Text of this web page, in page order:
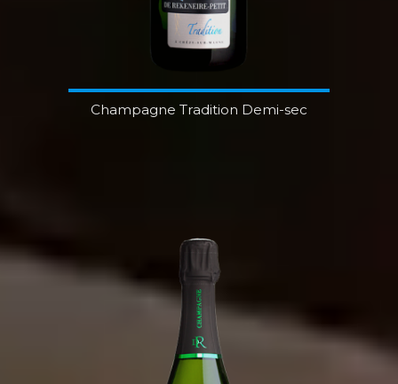
Champagne Tradition Demi-sec